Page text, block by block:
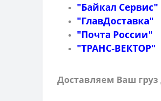
"Байкал Сервис"
"ГлавДоставка"
"Почта России"
"ТРАНС-ВЕКТОР"
Доставляем Ваш